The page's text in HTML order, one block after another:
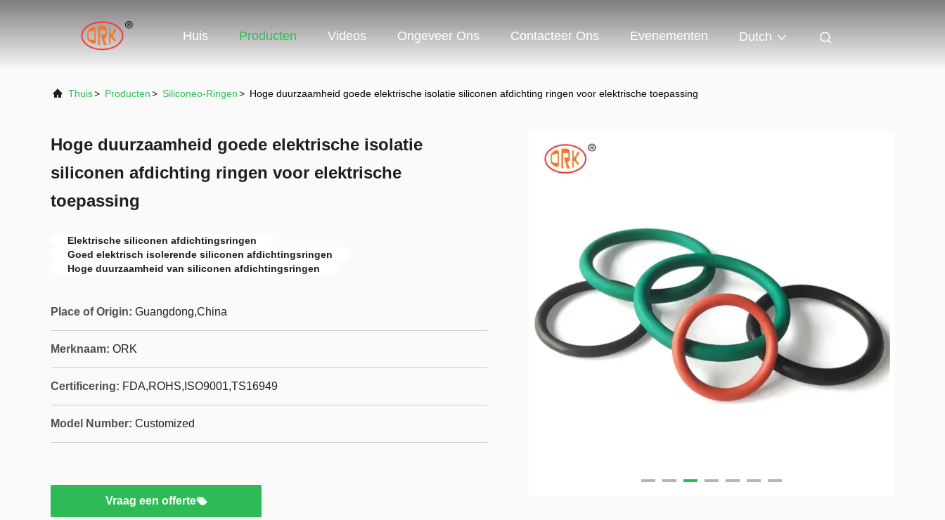
Huis Producten Videos Ongeveer Ons Contacteer Ons Evenementen Dutch
Thuis> Producten> Siliconeo-Ringen> Hoge duurzaamheid goede elektrische isolatie siliconen afdichting ringen voor elektrische toepassing
Hoge duurzaamheid goede elektrische isolatie
siliconen afdichting ringen voor elektrische
toepassing
Elektrische siliconen afdichtingsringen
Goed elektrisch isolerende siliconen afdichtingsringen
Hoge duurzaamheid van siliconen afdichtingsringen
Place of Origin: Guangdong,China
Merknaam: ORK
Certificering: FDA,ROHS,ISO9001,TS16949
Model Number: Customized
Vraag een offerte